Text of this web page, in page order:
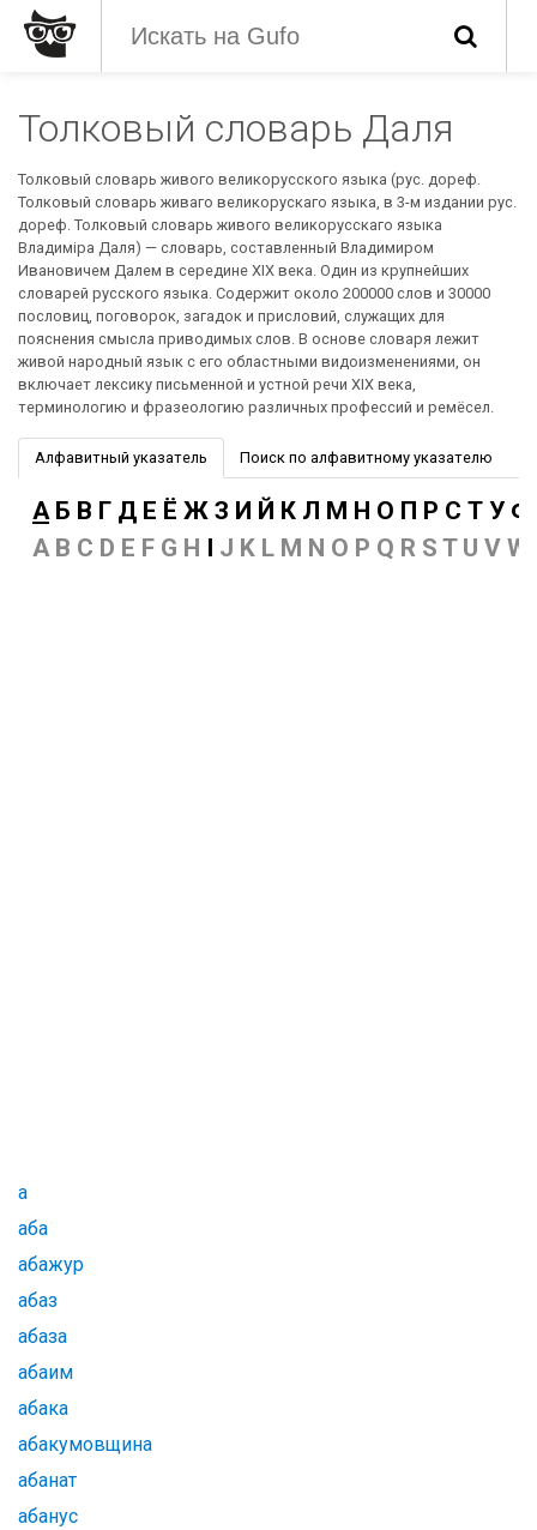
Толковый словарь Даля
Толковый словарь живого великорусского языка (рус. дореф.
Толковый словарь живаго великорускаго языка, в 3-м издании рус.
дореф. Толковый словарь живого великорусскаго языка
Владимiра Даля) — словарь, составленный Владимиром
Ивановичем Далем в середине XIX века. Один из крупнейших
словарей русского языка. Содержит около 200000 слов и 30000
пословиц, поговорок, загадок и присловий, служащих для
пояснения смысла приводимых слов. В основе словаря лежит
живой народный язык с его областными видоизменениями, он
включает лексику письменной и устной речи XIX века,
терминологию и фразеологию различных профессий и ремёсел.
Алфавитный указатель Поиск по алфавитному указателю
А Б В Г Д Е Ё Ж З И Й К Л М Н О П Р С Т У Ф
A B C D E F G H I J K L M N O P Q R S T U V W
а
аба
абажур
абаз
абаза
абаим
абака
абакумовщина
абанат
абанус